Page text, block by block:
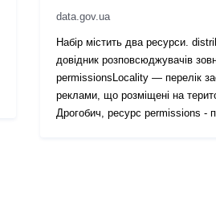
data.gov.ua
Набір містить два ресурси.
довідник розповсюджувачів
permissionsLocality — перелік
реклами, що розміщені на
Дрогобич, ресурс permissions -